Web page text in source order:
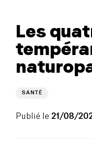
Les
SANTÉ
Publié le 21/08/